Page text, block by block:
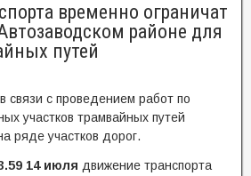
временно ограничат
районе для
путей
связи с проведением работ по
участков трамвайных путей
ряде участков дорог.
14 июля движение транспорта